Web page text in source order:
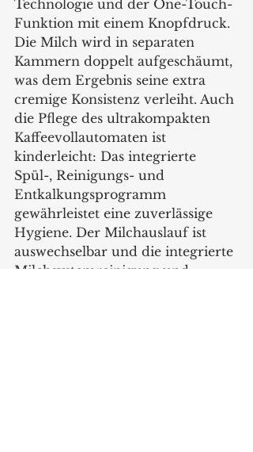
Technologie und der One-Touch-
Funktion mit einem Knopfdruck.
Die Milch wird in separaten
Kammern doppelt aufgeschäumt,
was dem Ergebnis seine extra
cremige Konsistenz verleiht. Auch
die Pflege des ultrakompakten
Kaffeevollautomaten ist
kinderleicht: Das integrierte
Spül-, Reinigungs- und
Entkalkungsprogramm
gewährleistet eine zuverlässige
Hygiene. Der Milchauslauf ist
auswechselbar und die integrierte
Milchsystemreinigung und -